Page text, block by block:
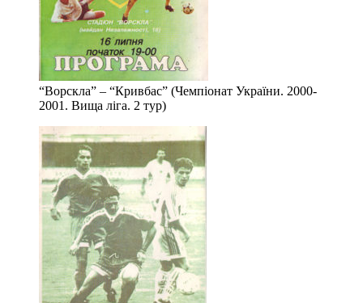
“Ворскла” – “Кривбас” (Чемпіонат України. 2000-
2001. Вища ліга. 2 тур)